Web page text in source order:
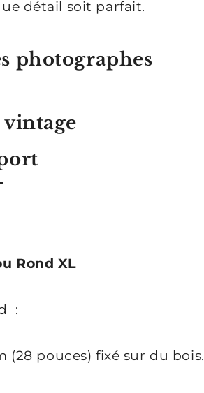
détail soit parfait.
photographes
Rond XL
:
(28 pouces) fixé sur du bois.